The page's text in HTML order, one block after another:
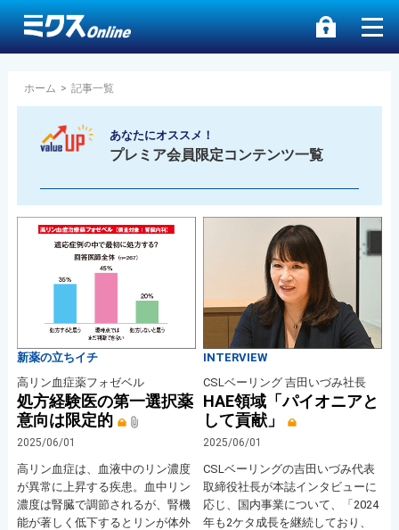
ホーム > 記事一覧
あなたにオススメ！
プレミア会員限定コンテンツ一覧
新薬の立ちイチ
高リン血症薬フォゼベル
処方経験医の第一選択薬
意向は限定的
2025/06/01
高リン血症は、血液中のリン濃度
が異常に上昇する疾患。血中リン
濃度は腎臓で調節されるが、腎機
能が著しく低下するとリンが体外
INTERVIEW
CSLベーリング 吉田いづみ社長
HAE領域「パイオニアと
して貢献」
2025/06/01
CSLベーリングの吉田いづみ代表
取締役社長が本誌インタビューに
応じ、国内事業について、「2024
年も2ケタ成長を継続しており、